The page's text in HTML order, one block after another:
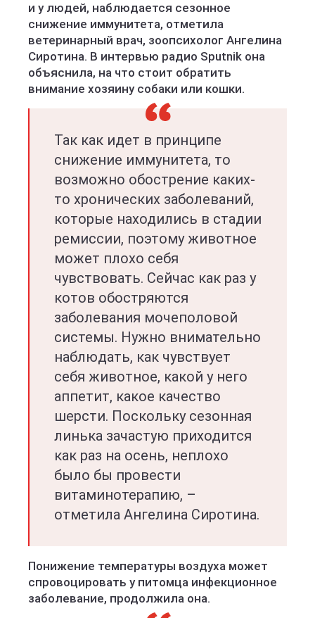
и у людей, наблюдается сезонное
снижение иммунитета, отметила
ветеринарный врач, зоопсихолог Ангелина
Сиротина. В интервью радио Sputnik она
объяснила, на что стоит обратить
внимание хозяину собаки или кошки.
Так как идет в принципе
снижение иммунитета, то
возможно обострение каких-
то хронических заболеваний,
которые находились в стадии
ремиссии, поэтому животное
может плохо себя
чувствовать. Сейчас как раз у
котов обостряются
заболевания мочеполовой
системы. Нужно внимательно
наблюдать, как чувствует
себя животное, какой у него
аппетит, какое качество
шерсти. Поскольку сезонная
линька зачастую приходится
как раз на осень, неплохо
было бы провести
витаминотерапию, –
отметила Ангелина Сиротина.
Понижение температуры воздуха может
спровоцировать у питомца инфекционное
заболевание, продолжила она.